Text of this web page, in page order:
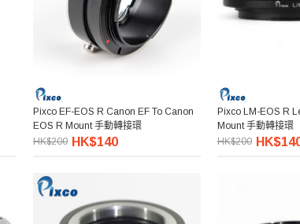
Pixco EF-EOS R Canon EF To Canon
EOS R Mount 手動轉接環
HK$200 HK$140
Pixco LM-EOS R
Mount 手動轉接環
HK$200